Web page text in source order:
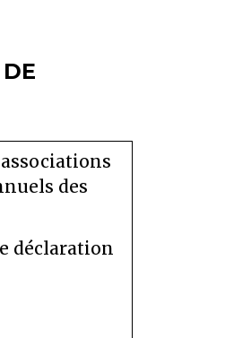
des
déclaration